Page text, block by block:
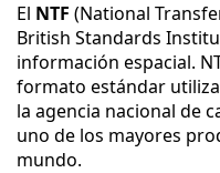
El NTF (National
British Standards
información espacial.
formato estándar
la agencia nacional de
uno de los mayores
mundo.